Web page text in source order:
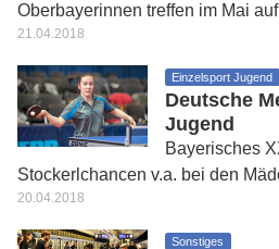
Oberbayerinnen treffen im Mai
21.04.2018
Einzelsport Jugend
Deutsche
Jugend
Bayerisches
Stockerlchancen v.a. bei den
20.04.2018
Sonstiges